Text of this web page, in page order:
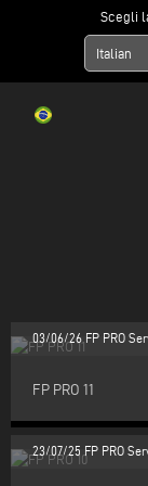
Scegli
Italian
03/06/26 FP PRO
FP PRO 11
23/07/25 FP PRO